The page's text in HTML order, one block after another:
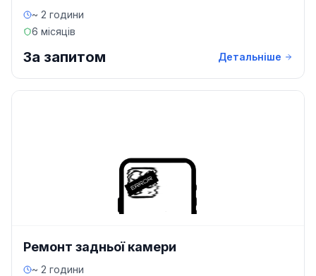
~ 2 години
6 місяців
За запитом Детальніше
Ремонт задньої камери
~ 2 години